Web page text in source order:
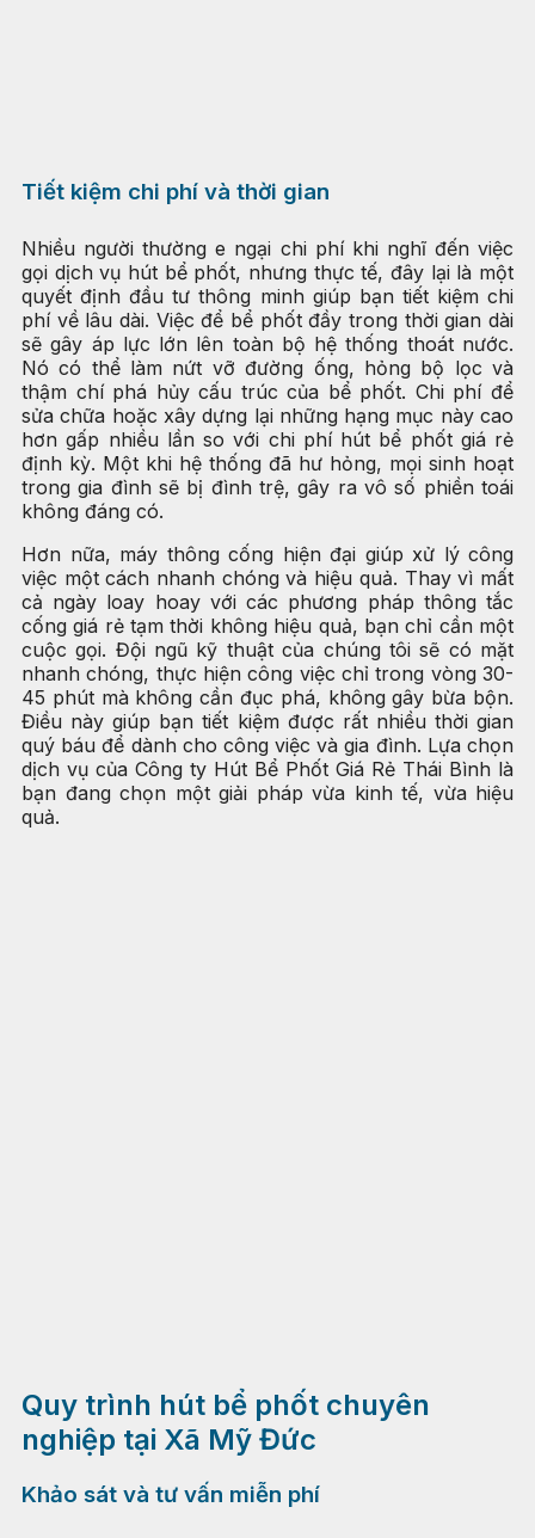
Tiết kiệm chi phí và thời gian
Nhiều người thường e ngại chi phí khi nghĩ đến việc
gọi dịch vụ hút bể phốt, nhưng thực tế, đây lại là một
quyết định đầu tư thông minh giúp bạn tiết kiệm chi
phí về lâu dài. Việc để bể phốt đầy trong thời gian dài
sẽ gây áp lực lớn lên toàn bộ hệ thống thoát nước.
Nó có thể làm nứt vỡ đường ống, hỏng bộ lọc và
thậm chí phá hủy cấu trúc của bể phốt. Chi phí để
sửa chữa hoặc xây dựng lại những hạng mục này cao
hơn gấp nhiều lần so với chi phí hút bể phốt giá rẻ
định kỳ. Một khi hệ thống đã hư hỏng, mọi sinh hoạt
trong gia đình sẽ bị đình trệ, gây ra vô số phiền toái
không đáng có.
Hơn nữa, máy thông cống hiện đại giúp xử lý công
việc một cách nhanh chóng và hiệu quả. Thay vì mất
cả ngày loay hoay với các phương pháp thông tắc
cống giá rẻ tạm thời không hiệu quả, bạn chỉ cần một
cuộc gọi. Đội ngũ kỹ thuật của chúng tôi sẽ có mặt
nhanh chóng, thực hiện công việc chỉ trong vòng 30-
45 phút mà không cần đục phá, không gây bừa bộn.
Điều này giúp bạn tiết kiệm được rất nhiều thời gian
quý báu để dành cho công việc và gia đình. Lựa chọn
dịch vụ của Công ty Hút Bể Phốt Giá Rẻ Thái Bình là
bạn đang chọn một giải pháp vừa kinh tế, vừa hiệu
quả.
Quy trình hút bể phốt chuyên
nghiệp tại Xã Mỹ Đức
Khảo sát và tư vấn miễn phí